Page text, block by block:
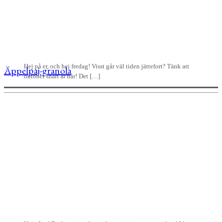
Hej på er, och hej fredag! Visst går väl tiden jättefort? Tänk att
oktober snart är här! Det […]
Äppelpaj-granola